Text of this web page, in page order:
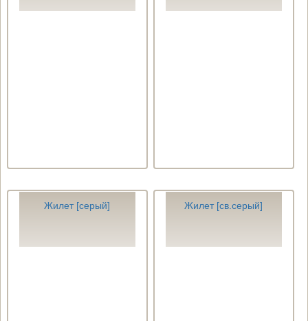
Жилет [серый] Жилет [св.серый]